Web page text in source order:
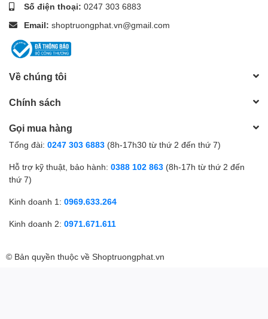
Số điện thoại: 0247 303 6883
Email: shoptruongphat.vn@gmail.com
Về chúng tôi
Chính sách
Gọi mua hàng
Tổng đài: 0247 303 6883 (8h-17h30 từ thứ 2 đến thứ 7)
Hỗ trợ kỹ thuật, bảo hành: 0388 102 863 (8h-17h từ thứ 2 đến
thứ 7)
Kinh doanh 1: 0969.633.264
Kinh doanh 2: 0971.671.611
© Bản quyền thuộc về Shoptruongphat.vn